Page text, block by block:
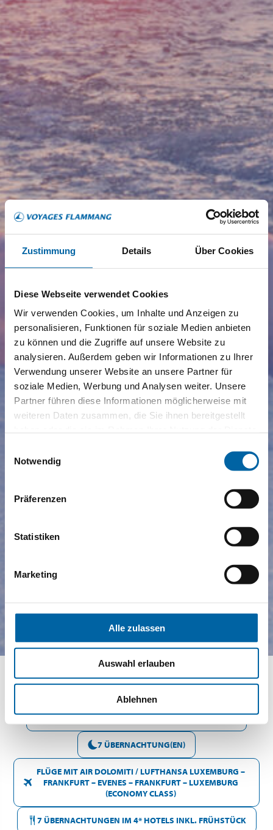
Zustimmung Details Über Cookies
Diese Webseite verwendet Cookies
Wir verwenden Cookies, um Inhalte und Anzeigen zu
personalisieren, Funktionen für soziale Medien anbieten
zu können und die Zugriffe auf unsere Website zu
analysieren. Außerdem geben wir Informationen zu Ihrer
Verwendung unserer Website an unsere Partner für
soziale Medien, Werbung und Analysen weiter. Unsere
Partner führen diese Informationen möglicherweise mit
weiteren Daten zusammen, die Sie ihnen bereitgestellt
Notwendig
Präferenzen
Statistiken
Marketing
Alle zulassen
Auswahl erlauben
Ablehnen
MONTAG 8 FEBRUAR - MONTAG 15 FEBRUAR 2027
7 ÜBERNACHTUNG(EN)
FLÜGE MIT AIR DOLOMITI / LUFTHANSA LUXEMBURG –
FRANKFURT – EVENES – FRANKFURT – LUXEMBURG
(ECONOMY CLASS)
7 ÜBERNACHTUNGEN IM 4* HOTELS INKL. FRÜHSTÜCK